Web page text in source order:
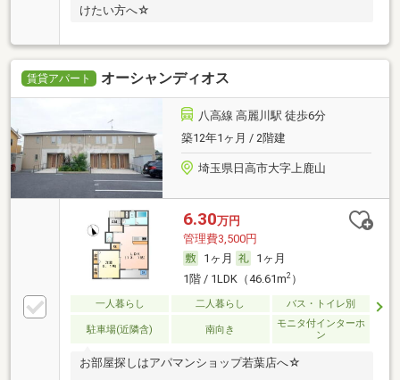
けたい方へ☆
賃貸アパート オーシャンディオス
八高線 高麗川駅 徒歩6分
築12年1ヶ月 / 2階建
埼玉県日高市大字上鹿山
6.30万円
管理費3,500円
1ヶ月
1ヶ月
1階 / 1LDK（46.61m2）
一人暮らし 二人暮らし バス・トイレ別
駐車場(近隣含) 南向き
モニタ付インターホ
ン
お部屋探しはアパマンショップ若葉店へ☆